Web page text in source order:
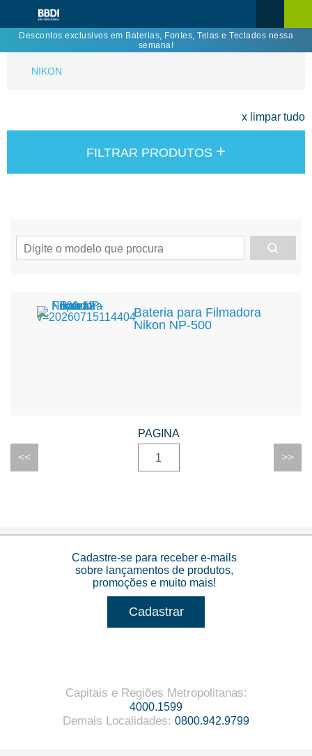
Descontos exclusivos em Baterias, Fontes, Telas e Teclados nessa
semana!
NIKON
x limpar tudo
FILTRAR PRODUTOS +
Bateria para Filmadora
Nikon NP-500
1
Cadastre-se para receber e-mails
sobre lançamentos de produtos,
promoções e muito mais!
Cadastrar
Capitais e Regiões Metropolitanas:
4000.1599
Demais Localidades: 0800.942.9799